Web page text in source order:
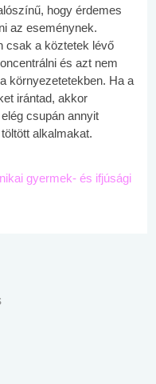
hogy érdemes
az eseménynek.
csak a köztetek lévő
és azt nem
környezetetekben. Ha a
irántad, akkor
csupán annyit
alkalmakat.
gyermek- és ifjúsági